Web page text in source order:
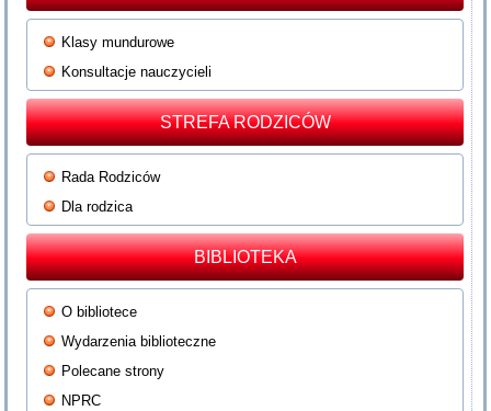
Klasy mundurowe
Konsultacje nauczycieli
STREFA RODZICÓW
Rada Rodziców
Dla rodzica
BIBLIOTEKA
O bibliotece
Wydarzenia biblioteczne
Polecane strony
NPRC